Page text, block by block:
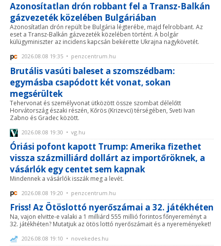
Azonosítatlan drón robbant fel a Transz-Balkán
gázvezeték közelében Bulgáriában
Azonosítatlan drón repült be Bulgária légterébe, majd felrobbant. Az
eset a Transz-Balkán gázvezeték közelében történt. A bolgár
külügyminiszter az incidens kapcsán bekérette Ukrajna nagykövetét.
2026.08.08 19:35 • penzcentrum.hu
Brutális vasúti baleset a szomszédbam:
egymásba csapódott két vonat, sokan
megsérültek
Tehervonat és személyvonat ütközött össze szombat délelőtt
Horvátország északi részén, Kőrös (Krizevci) térségében, Sveti Ivan
Zabno és Gradec között.
2026.08.08 19:30 • vg.hu
Óriási pofont kapott Trump: Amerika fizethet
vissza százmilliárd dollárt az importőröknek, a
vásárlók egy centet sem kapnak
Mindennek a vásárlók isszák meg a levét.
2026.08.08 19:20 • penzcentrum.hu
Friss! Az Ötöslottó nyerőszámai a 32. játékhéten
Na, vajon elvitte-e valaki a 1 milliárd 555 millió forintos főnyereményt a
32. játékhéten? Mutatjuk az ötös lottó nyerőszámait és a nyereményeket!
2026.08.08 19:10 • novekedes.hu